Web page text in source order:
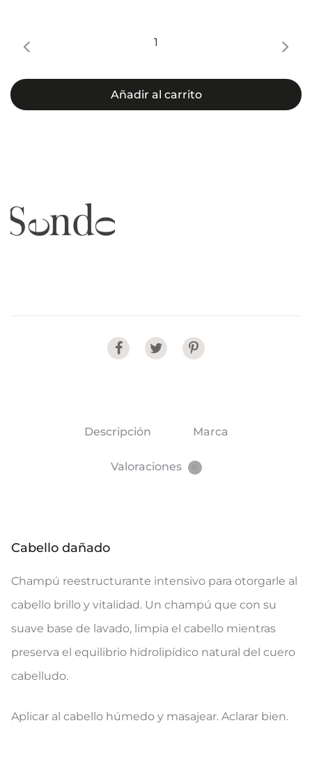
ULTRA
cantidad
Añadir al carrito
Share
Descripción Marca
Valoraciones
Cabello dañado
Champú reestructurante intensivo para otorgarle al
cabello brillo y vitalidad. Un champú que con su
suave base de lavado, limpia el cabello mientras
preserva el equilibrio hidrolipídico natural del cuero
cabelludo.
Aplicar al cabello húmedo y masajear. Aclarar bien.